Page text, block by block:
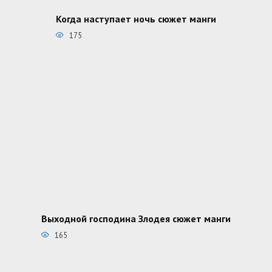
Когда наступает ночь сюжет манги
175
Выходной господина Злодея сюжет манги
165